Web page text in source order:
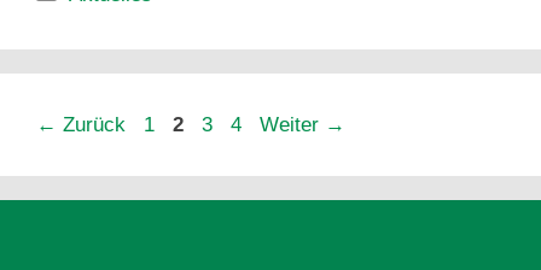
← Zurück 1 2 3 4 Weiter →